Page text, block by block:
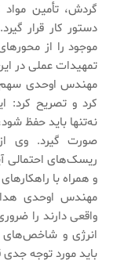
گردش، تأمین مواد
دستور کار قرار
موجود را از
تمهیدات عملی در
مهندس اوحدی سهم
کرد و تصریح کرد:
نه‌تنها باید حفظ
صورت گیرد. وی
ریسک‌های احتمالی
و همراه با
مهندس اوحدی
واقعی دارند را
انرژی و
باید مورد توجه جدی